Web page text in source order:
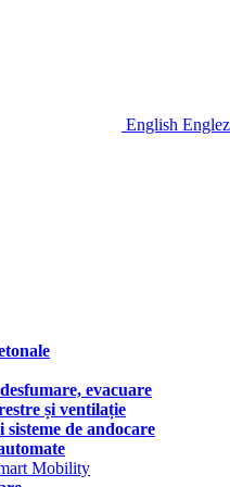
English
evacuare
și ventilație
de andocare
Mobility